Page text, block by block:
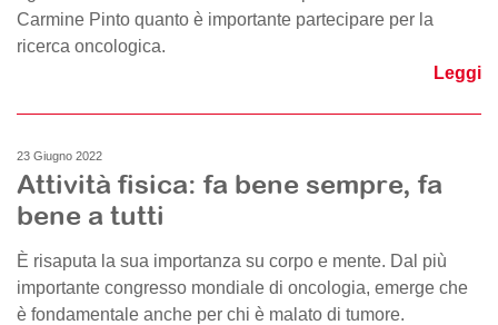
Carmine Pinto quanto è importante partecipare per la
ricerca oncologica.
Leggi
23 Giugno 2022
Attività fisica: fa bene sempre, fa
bene a tutti
È risaputa la sua importanza su corpo e mente. Dal più
importante congresso mondiale di oncologia, emerge che
è fondamentale anche per chi è malato di tumore.